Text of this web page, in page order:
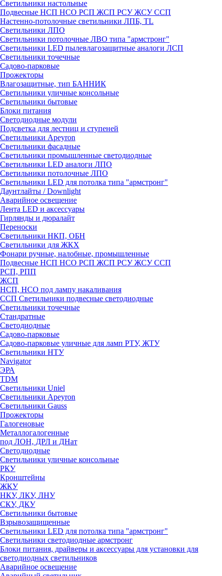
Светильники настольные
Подвесные НСП НСО РСП ЖСП РСУ ЖСУ ССП
Настенно-потолочные светильники ЛПБ, TL
Светильники ЛПО
Светильники потолочные ЛВО типа "армстронг"
Светильники LED пылевлагозащитные аналоги ЛСП
Светильники точечные
Садово-парковые
Прожекторы
Влагозащитные, тип БАННИК
Светильники уличные консольные
Светильники бытовые
Блоки питания
Светодиодные модули
Подсветка для лестниц и ступеней
Светильники Apeyron
Светильники фасадные
Светильники промышленные светодиодные
Светильники LED аналоги ЛПО
Светильники потолочные ЛПО
Светильники LED для потолка типа "армстронг"
Даунтлайты / Downlight
Аварийное освещение
Лента LED и аксессуары
Гирлянды и дюралайт
Переноски
Светильники НКП, ОБН
Светильники для ЖКХ
Фонари ручные, налобные, промышленные
Подвесные НСП НСО РСП ЖСП РСУ ЖСУ ССП
РСП, РПП
ЖСП
НСП, НСО под лампу накаливания
ССП Светильники подвесные светодиодные
Светильники точечные
Стандратные
Светодиодные
Садово-парковые
Садово-парковые уличные для ламп РТУ, ЖТУ
Светильники НТУ
Navigator
ЭРА
TDM
Светильники Uniel
Светильники Apeyron
Светильники Gauss
Прожекторы
Галогеновые
Металлогалогенные
под ЛОН, ДРЛ и ДНат
Светодиодные
Светильники уличные консольные
РКУ
Кронштейны
ЖКУ
НКУ, ЛКУ, ЛНУ
СКУ, ДКУ
Светильники бытовые
Взрывозащищенные
Светильники LED для потолка типа "армстронг"
Светильники светодиодные армстронг
Блоки питания, драйверы и аксессуары для установки для
светодиодных светильников
Аварийное освещение